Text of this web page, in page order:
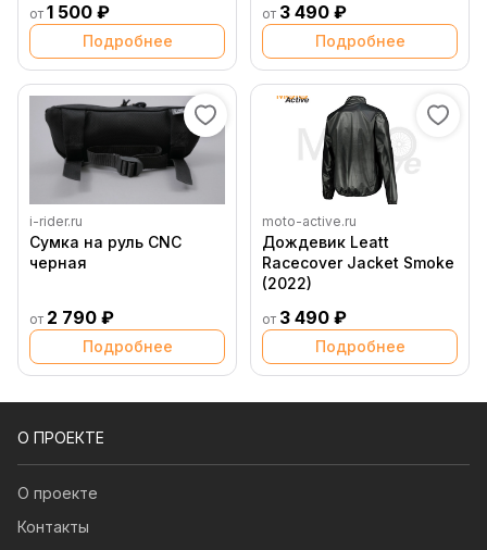
от 1 500 ₽
Подробнее
от 3 490 ₽
Подробнее
i-rider.ru
Сумка на руль CNC
черная
от 2 790 ₽
Подробнее
moto-active.ru
Дождевик Leatt
Racecover Jacket Smoke
(2022)
от 3 490 ₽
Подробнее
О ПРОЕКТЕ
О проекте
Контакты